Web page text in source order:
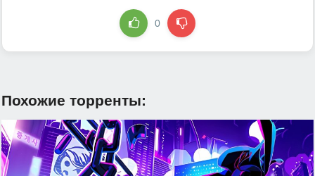
0
Похожие торренты: